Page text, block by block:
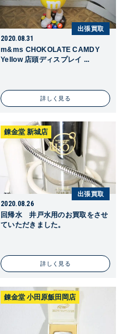
出張買取
2020.08.31
m&ms CHOKOLATE CAMDY
Yellow 店頭ディスプレイ ...
詳しく見る
錬金堂 新城店
出張買取
2020.08.26
回帰水 井戸水用のお買取をさせ
ていただきました。
詳しく見る
錬金堂 小田原飯田岡店